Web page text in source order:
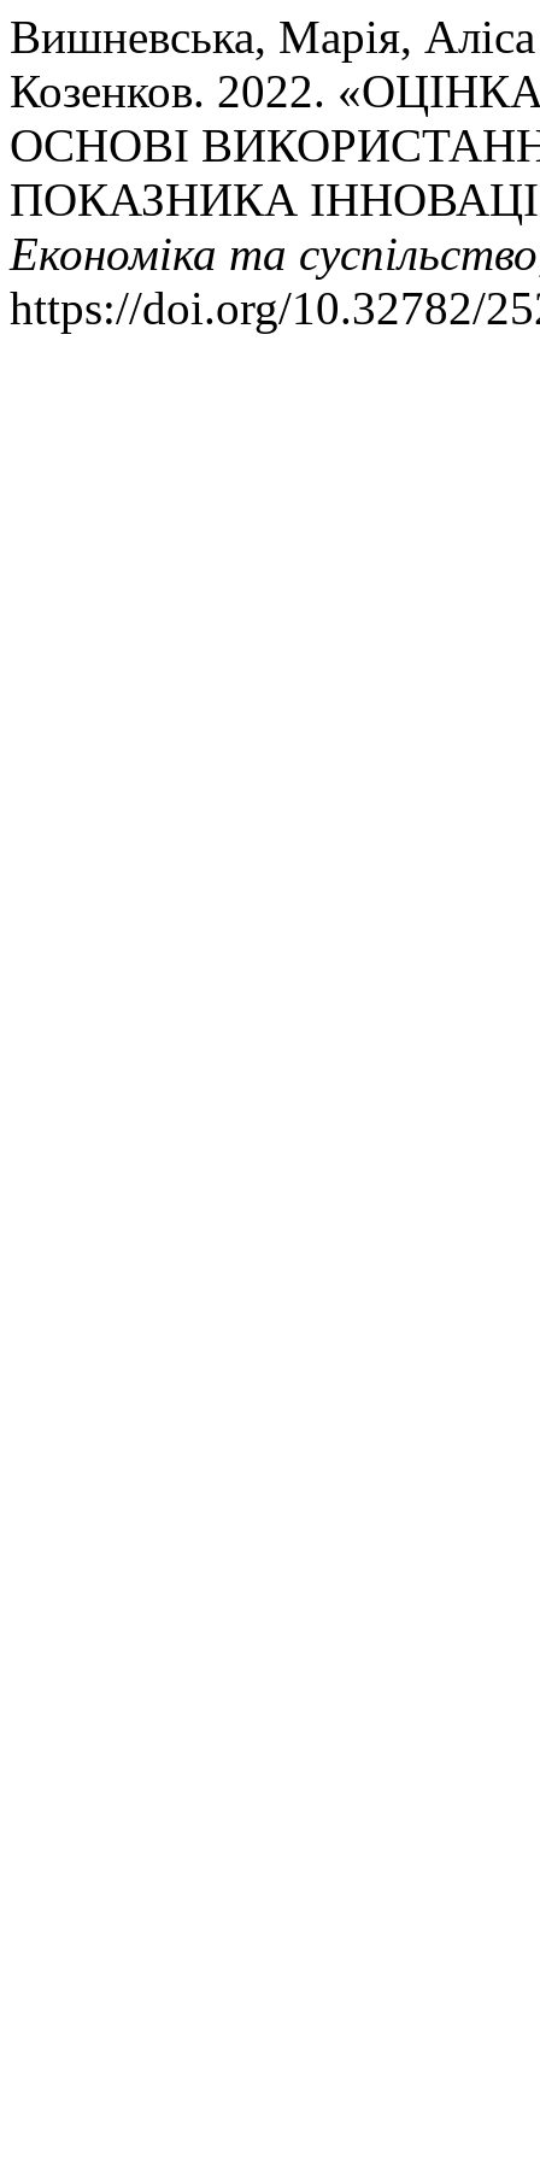
Вишневська, Марія,
Козенков. 2022.
ОСНОВІ
ПОКАЗНИКА
Економіка та суспільство
https://doi.org/10.32782/